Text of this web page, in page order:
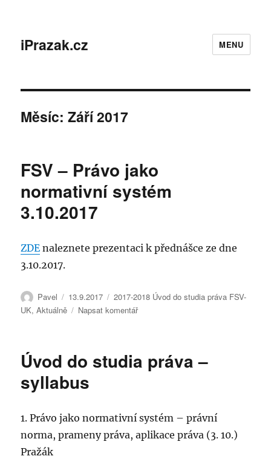
iPrazak.cz MENU
Měsíc:Září 2017
FSV – Právo jako
normativní systém
3.10.2017
ZDE naleznete prezentaci k přednášce ze dne
3.10.2017.
Autor:
Pavel Publikováno:
13.9.2017 Rubriky:
2017-2018 Úvod do studia práva FSV-
UK,Aktuálně Napsat komentářpro
FSV
normativní
systém
3.10.2017
Úvod do studia práva –
syllabus
1. Právo jako normativní systém – právní
norma, prameny práva, aplikace práva (3. 10.)
Pražák